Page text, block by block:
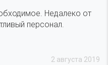
Недалеко от
персонал.
2 августа 2019